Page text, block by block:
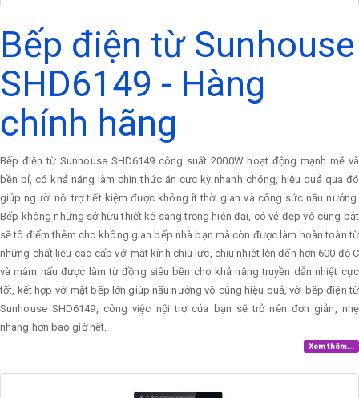
Bếp điện từ Sunhouse
SHD6149 - Hàng
chính hãng
Bếp điện từ Sunhouse SHD6149 công suất 2000W hoạt động mạnh mẽ và
bền bỉ, có khả năng làm chín thức ăn cực kỳ nhanh chóng, hiệu quả qua đó
giúp người nội trợ tiết kiệm được không ít thời gian và công sức nấu nướng.
Bếp không những sở hữu thiết kế sang trọng hiện đại, có vẻ đẹp vô cùng bắt
sẽ tô điểm thêm cho không gian bếp nhà bạn mà còn được làm hoàn toàn từ
những chất liệu cao cấp với mặt kính chịu lực, chịu nhiệt lên đến hơn 600 độ C
và mâm nấu được làm từ đồng siêu bền cho khả năng truyền dẫn nhiệt cực
tốt, kết hợp với mặt bếp lớn giúp nấu nướng vô cùng hiệu quả, với bếp điện từ
Sunhouse SHD6149, công việc nội trợ của bạn sẽ trở nên đơn giản, nhẹ
nhàng hơn bao giờ hết.
Xem thêm...